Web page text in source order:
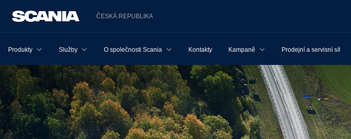
ČESKÁ REPUBLIKA
Produkty Služby O společnosti Scania Kontakty Kampaně Prodejní a servisní síť